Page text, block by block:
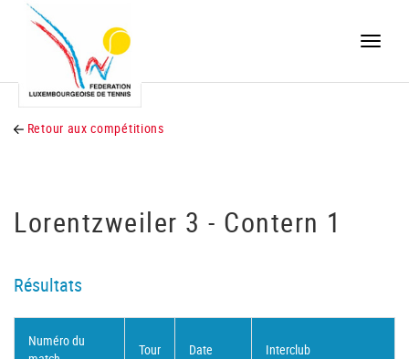
Toggle
Retour aux compétitions
Lorentzweiler 3 - Contern 1
Résultats
Numéro du
Tour Date Interclub